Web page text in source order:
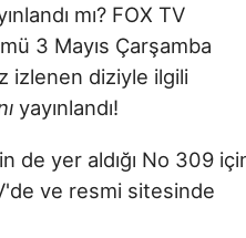
mı? FOX TV
3 Mayıs Çarşamba
izlenen diziyle ilgili
yayınlandı!
de yer aldığı No 309
ve resmi sitesinde